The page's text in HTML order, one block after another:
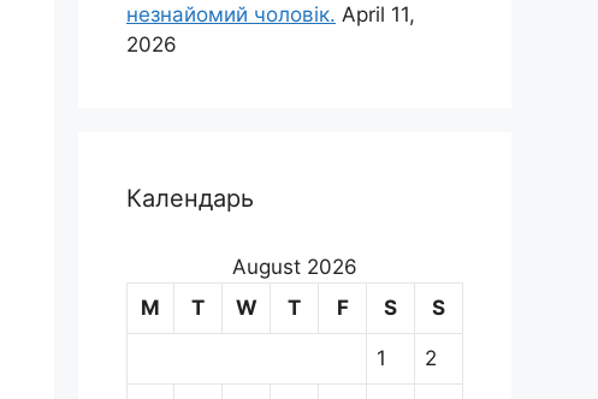
незнайомий чоловік. April 11,
2026
Календарь
August 2026
M
T W T F S S
1 2